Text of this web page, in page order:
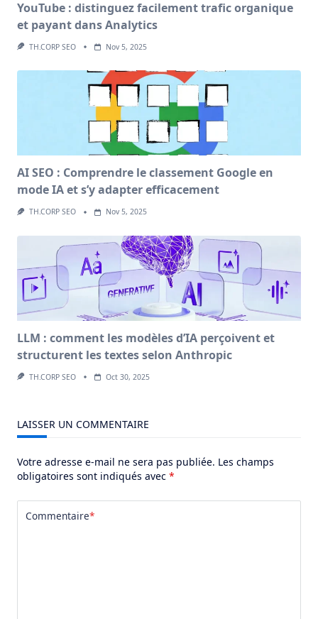
YouTube : distinguez facilement trafic organique
et payant dans Analytics
TH.CORP SEO Nov 5, 2025
AI SEO : Comprendre le classement Google en
mode IA et s’y adapter efficacement
TH.CORP SEO Nov 5, 2025
LLM : comment les modèles d’IA perçoivent et
structurent les textes selon Anthropic
TH.CORP SEO Oct 30, 2025
LAISSER UN COMMENTAIRE
Votre adresse e-mail ne sera pas publiée. Les champs
obligatoires sont indiqués avec *
Commentaire*